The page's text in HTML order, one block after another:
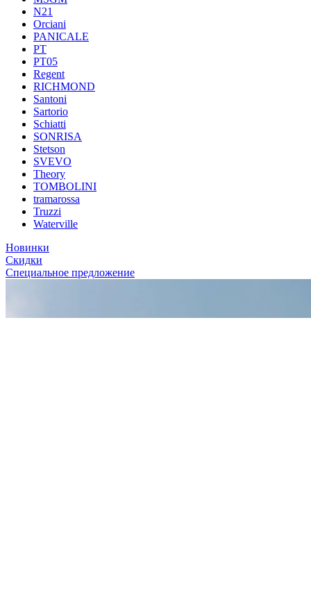
N21
Orciani
PANICALE
PT
PT05
Regent
RICHMOND
Santoni
Sartorio
Schiatti
SONRISA
Stetson
SVEVO
Theory
TOMBOLINI
tramarossa
Truzzi
Waterville
Новинки
Скидки
Специальное предложение